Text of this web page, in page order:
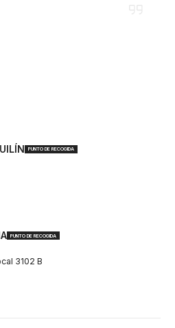
PUNTO DE RECOGIDA
PUNTO DE RECOGIDA
3102 B